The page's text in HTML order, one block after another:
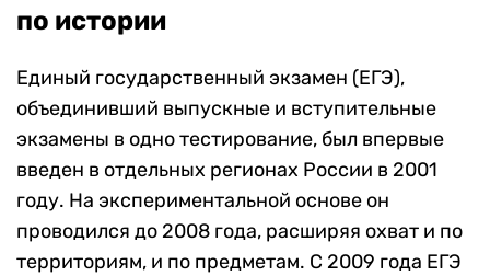
по истории
Единый государственный экзамен (ЕГЭ),
объединивший выпускные и вступительные
экзамены в одно тестирование, был впервые
введен в отдельных регионах России в 2001
году. На экспериментальной основе он
проводился до 2008 года, расширяя охват и по
территориям, и по предметам. С 2009 года ЕГЭ